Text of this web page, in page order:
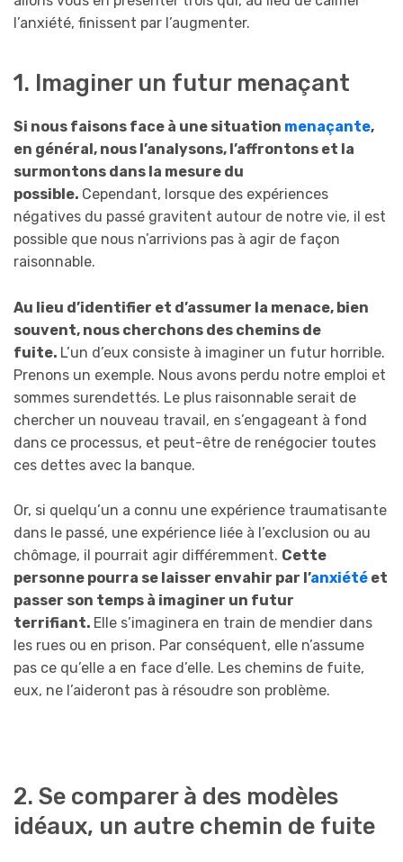
l’anxiété, finissent par l’augmenter.
1. Imaginer un futur menaçant
Si nous faisons face à une situation menaçante,
en général, nous l’analysons, l’affrontons et la
surmontons dans la mesure du
possible. Cependant, lorsque des expériences
négatives du passé gravitent autour de notre vie, il est
possible que nous n’arrivions pas à agir de façon
raisonnable.
Au lieu d’identifier et d’assumer la menace, bien
souvent, nous cherchons des chemins de
fuite. L’un d’eux consiste à imaginer un futur horrible.
Prenons un exemple. Nous avons perdu notre emploi et
sommes surendettés. Le plus raisonnable serait de
chercher un nouveau travail, en s’engageant à fond
dans ce processus, et peut-être de renégocier toutes
ces dettes avec la banque.
Or, si quelqu’un a connu une expérience traumatisante
dans le passé, une expérience liée à l’exclusion ou au
chômage, il pourrait agir différemment. Cette
personne pourra se laisser envahir par l’anxiété et
passer son temps à imaginer un futur
terrifiant. Elle s’imaginera en train de mendier dans
les rues ou en prison. Par conséquent, elle n’assume
pas ce qu’elle a en face d’elle. Les chemins de fuite,
eux, ne l’aideront pas à résoudre son problème.
2. Se comparer à des modèles
idéaux, un autre chemin de fuite